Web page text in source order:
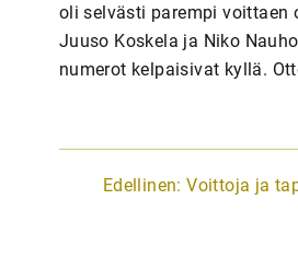
oli selvästi parempi voittaen
Juuso Koskela ja Niko
numerot kelpaisivat kyllä.
A
Edellinen: Voittoja ja